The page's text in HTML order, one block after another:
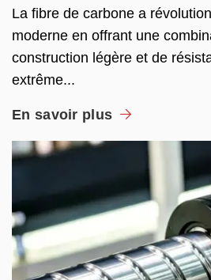
La fibre de carbone a
moderne en offrant une
construction légère et de
extrême...
En savoir plus